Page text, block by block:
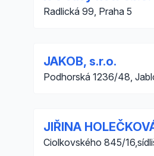
Radlická 99, Praha 5
JAKOB, s.r.o.
Podhorská 1236/48,
JIŘINA
Ciolkovského 845/